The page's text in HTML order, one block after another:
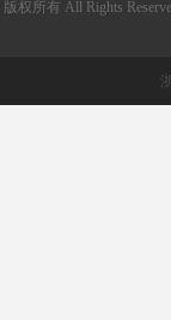
版权所有 All Rights